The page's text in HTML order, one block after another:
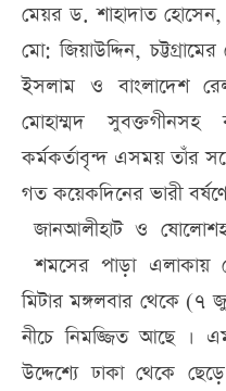
মেয়র ড. শাহাদাত হোসেন,
মো: জিয়াউদ্দিন,
ইসলাম ও বাংলাদেশ
মোহাম্মদ সুবক্তগীনসহ
কর্মকর্তাবৃন্দ এসময় তাঁর
গত কয়েকদিনের ভারী
জানআলীহাট ও
শমসের পাড়া
মিটার মঙ্গলবার থেকে
নীচে নিমজ্জিত আছে ।
উদ্দেশ্যে ঢাকা থেকে